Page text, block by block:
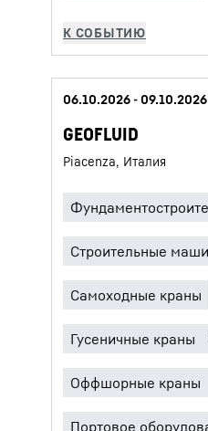
06.10.2026 - 09.10.2026
GEOFLUID
Piacenza, Италия